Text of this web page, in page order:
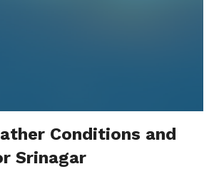
Conditions and
Srinagar